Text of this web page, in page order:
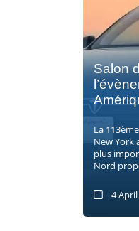
Salon
La
New York
plus
Nord
4